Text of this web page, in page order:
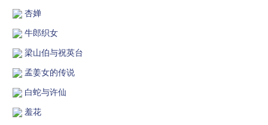
杏婵
牛郎织女
梁山伯与祝英台
孟姜女的传说
白蛇与许仙
羞花